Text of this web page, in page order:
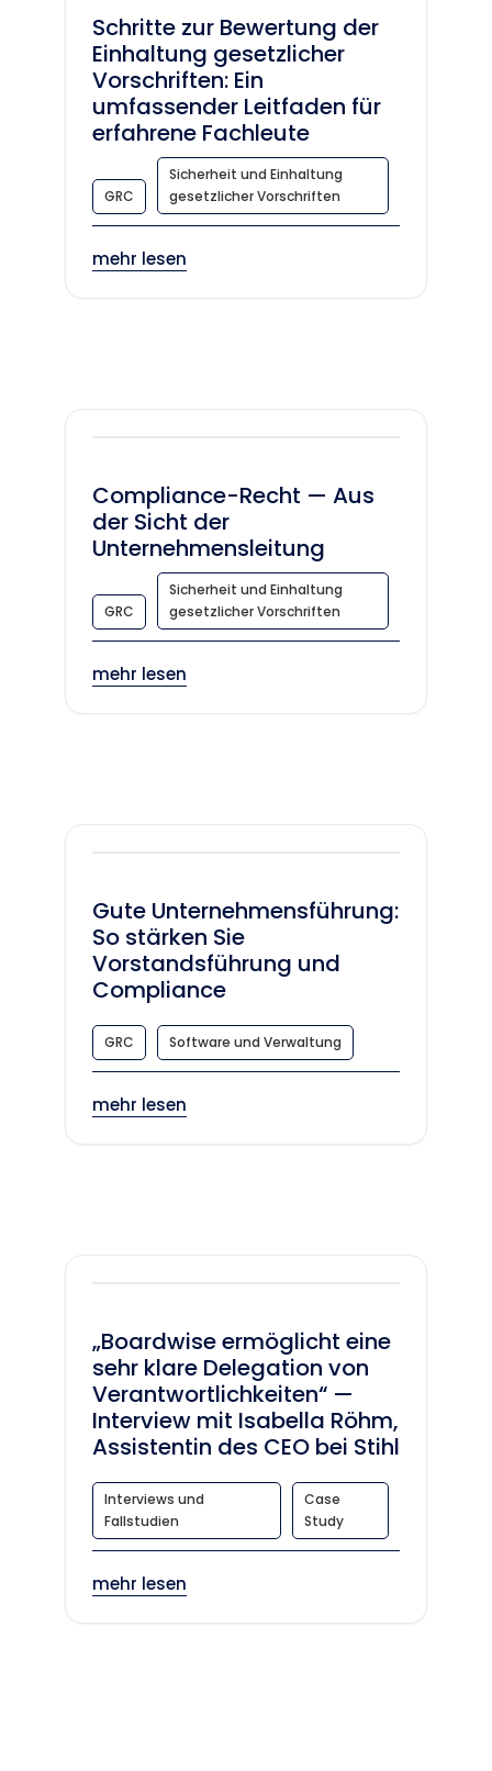
Schritte zur Bewertung der
Einhaltung gesetzlicher
Vorschriften: Ein
umfassender Leitfaden für
erfahrene Fachleute
GRC
Sicherheit und Einhaltung
gesetzlicher Vorschriften
mehr lesen
Compliance-Recht — Aus
der Sicht der
Unternehmensleitung
GRC
Sicherheit und Einhaltung
gesetzlicher Vorschriften
mehr lesen
Gute Unternehmensführung:
So stärken Sie
Vorstandsführung und
Compliance
GRC Software und Verwaltung
mehr lesen
„Boardwise ermöglicht eine
sehr klare Delegation von
Verantwortlichkeiten“ —
Interview mit Isabella Röhm,
Assistentin des CEO bei Stihl
Interviews und
Fallstudien
Case
Study
mehr lesen